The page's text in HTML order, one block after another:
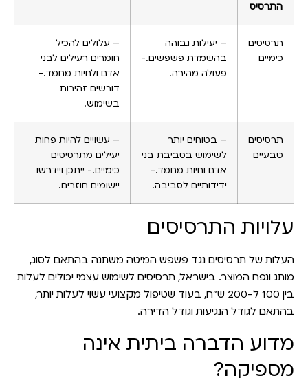
התרסיס
תרסיסים
כימיים
– יעילות גבוהה
בהשמדת פשפשים.-
פעולה מהירה.
– עלולים להכיל
חומרים רעילים לבני
אדם ולחיות מחמד.-
דורשים זהירות
בשימוש.
תרסיסים
טבעיים
– בטוחים יותר
לשימוש בסביבת בני
אדם וחיות מחמד.-
ידידותיים לסביבה.
– עשויים להיות פחות
יעילים מתרסיסים
כימיים.- ייתכן ויידרשו
יישומים חוזרים.
עלויות התרסיסים
העלות של תרסיסים נגד פשפש המיטה משתנה בהתאם לסוג,
מותג ונפח המוצר. בישראל, תרסיסים לשימוש עצמי יכולים לעלות
בין 100 ל-200 ש"ח, בעוד שטיפול מקצועי עשוי לעלות יותר,
בהתאם לגודל הנגיעות וגודל הדירה.
מדוע הדברה ביתית אינה
מספיקה?